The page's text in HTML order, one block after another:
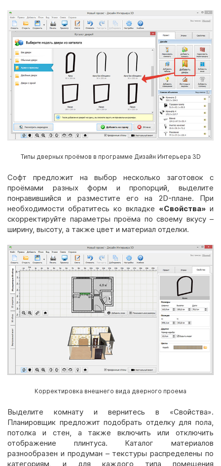
Типы дверных проёмов в программе Дизайн Интерьера 3D
Софт предложит на выбор несколько заготовок с
проёмами разных форм и пропорций, выделите
понравившийся и разместите его на 2D-плане. При
необходимости обратитесь ко вкладке «Свойства» и
скорректируйте параметры проёма по своему вкусу –
ширину, высоту, а также цвет и материал отделки.
Корректировка внешнего вида дверного проема
Выделите комнату и вернитесь в «Свойства».
Планировщик предложит подобрать отделку для пола,
потолка и стен, а также включить или отключить
отображение плинтуса. Каталог материалов
разнообразен и продуман – текстуры распределены по
категориям, и для каждого типа помещения